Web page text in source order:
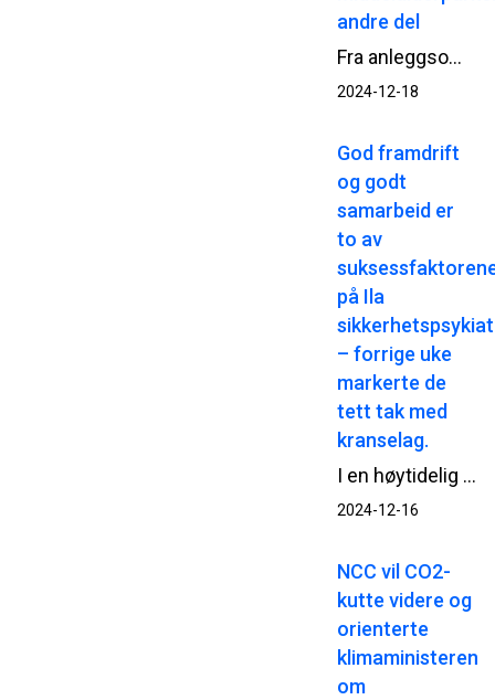
andre del
Fra anleggsområde til grønt byrom - til glede for Oslos befolkning og besøkende. NCC er i høst godt i gang med andre og siste delen av arbeidene med tilbakeføringen og opprustingen av terrenget i Middelalderparken i Oslo.
2024-12-18
God framdrift
og godt
samarbeid er
to av
på Ila
– forrige uke
markerte de
tett tak med
kranselag.
I en høytidelig seremoni ble det nylig holdt kranselag på Ila sikkerhetspsykiatri, hvor Bjørn Hauge fra Helse Sør-Øst RHF sin prosjektorganisasjon HSØ PO, fremhevet den gode kulturen som har preget prosjektet. Fagarbeiderne ble rost for sin kompetanse, og det gode samarbeidet på prosjektet og den sterke HMS-kulturen ble trukket frem som nøkkelfaktorer for prosjektets suksess.
2024-12-16
NCC vil CO2-
kutte videre og
orienterte
klimaministeren
om